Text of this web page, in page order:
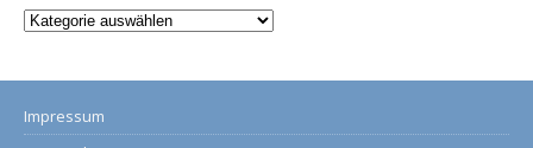
Impressum